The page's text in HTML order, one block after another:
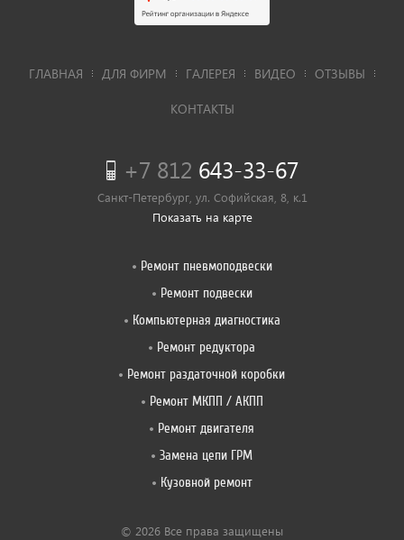
ГЛАВНАЯ ДЛЯ ФИРМ ГАЛЕРЕЯ ВИДЕО ОТЗЫВЫ
КОНТАКТЫ
+7 812 643-33-67
Санкт-Петербург, ул. Софийская, 8, к.1
Показать на карте
Ремонт пневмоподвески
Ремонт подвески
Компьютерная диагностика
Ремонт редуктора
Ремонт раздаточной коробки
Ремонт МКПП / АКПП
Ремонт двигателя
Замена цепи ГРМ
Кузовной ремонт
© 2026 Все права защищены